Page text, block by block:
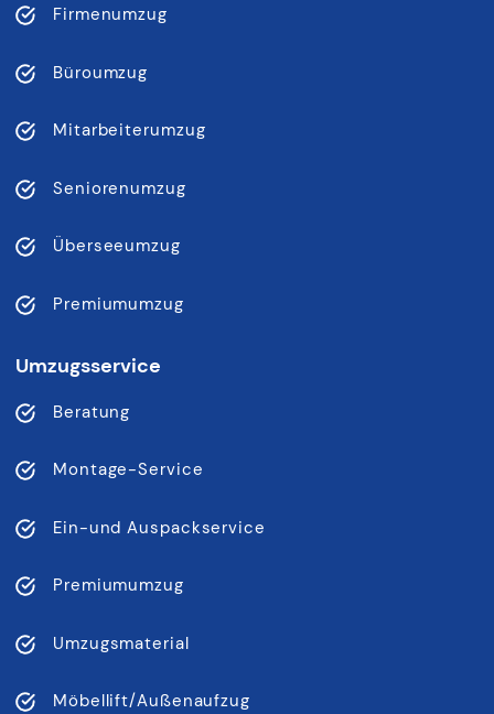
Firmenumzug
Büroumzug
Mitarbeiterumzug
Seniorenumzug
Überseeumzug
Premiumumzug
Umzugsservice
Beratung
Montage-Service
Ein-und Auspackservice
Premiumumzug
Umzugsmaterial
Möbellift/Außenaufzug